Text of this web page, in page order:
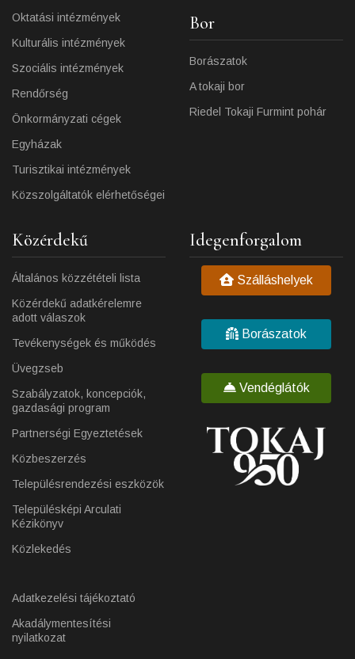
Oktatási intézmények
Kulturális intézmények
Szociális intézmények
Rendőrség
Önkormányzati cégek
Egyházak
Turisztikai intézmények
Közszolgáltatók elérhetőségei
Bor
Borászatok
A tokaji bor
Riedel Tokaji Furmint pohár
Közérdekű
Általános közzétételi lista
Közérdekű adatkérelemre
adott válaszok
Tevékenységek és működés
Üvegzseb
Szabályzatok, koncepciók,
gazdasági program
Partnerségi Egyeztetések
Közbeszerzés
Településrendezési eszközök
Településképi Arculati
Kézikönyv
Közlekedés
Adatkezelési tájékoztató
Akadálymentesítési
nyilatkozat
Idegenforgalom
Szálláshelyek
Borászatok
Vendéglátók